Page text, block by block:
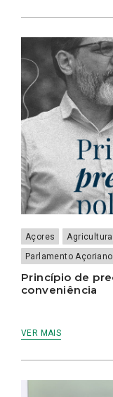
Açores
Parlamento Açoriano
Princípio de
conveniência
VER MAIS